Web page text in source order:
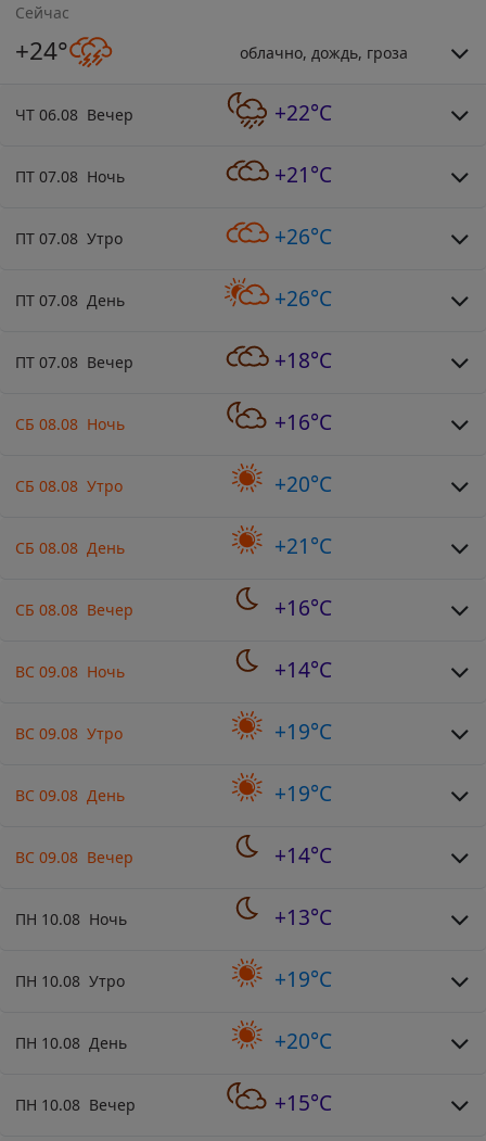
Сейчас
+24° облачно, дождь, гроза
ЧТ 06.08 Вечер +22°C
ПТ 07.08 Ночь +21°C
ПТ 07.08 Утро +26°C
ПТ 07.08 День +26°C
ПТ 07.08 Вечер +18°C
СБ 08.08 Ночь +16°C
СБ 08.08 Утро +20°C
СБ 08.08 День +21°C
СБ 08.08 Вечер +16°C
ВС 09.08 Ночь +14°C
ВС 09.08 Утро +19°C
ВС 09.08 День +19°C
ВС 09.08 Вечер +14°C
ПН 10.08 Ночь +13°C
ПН 10.08 Утро +19°C
ПН 10.08 День +20°C
ПН 10.08 Вечер +15°C